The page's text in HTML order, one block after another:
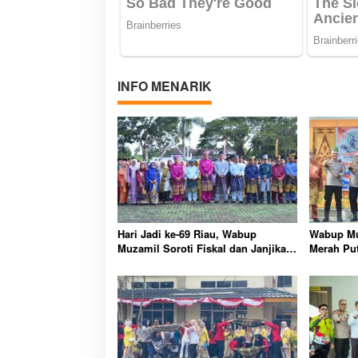
INFO MENARIK
Hari Jadi ke-69 Riau, Wabup
Muzamil Soroti Fiskal dan Janjikan
Masyarakat
Wabup
Merah